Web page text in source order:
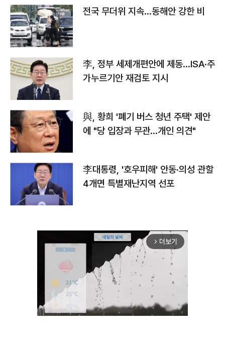
전국 무더위 지속…동해안 강한 비
李, 정부 세제개편안에 제동…ISA·주
가누르기안 재검토 지시
與, 황희 '폐기 버스 청년 주택' 제안
에 "당 입장과 무관…개인 의견"
李대통령, '호우피해' 안동·의성 관할
4개면 특별재난지역 선포
arrow_forward_ios 더보기